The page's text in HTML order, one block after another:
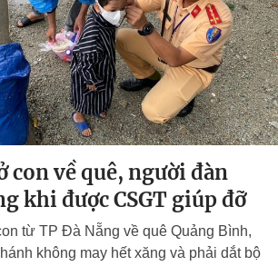
con về quê, người đàn
khi được CSGT giúp đỡ
từ TP Đà Nẵng về quê Quảng Bình,
không may hết xăng và phải dắt bộ